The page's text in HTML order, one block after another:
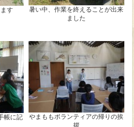
す
暑い中、作業を終えることが出来
ました
帳に記
やまももボランティアの帰りの挨
拶